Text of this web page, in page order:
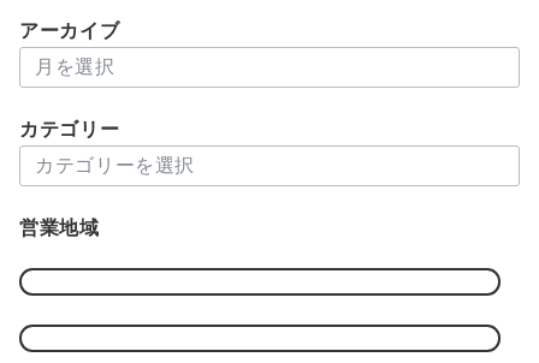
アーカイブ
ー
イ
カテゴリー
テ
リ
営業地域